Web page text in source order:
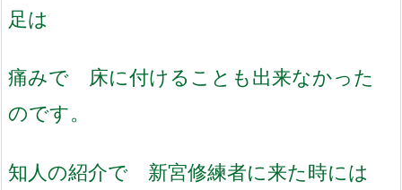
足は
痛みで 床に付けることも出来なかった
のです。
知人の紹介で 新宮修練者に来た時には